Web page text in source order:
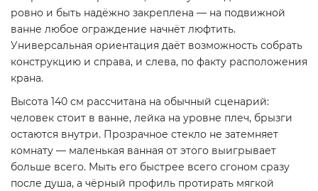
ровно и быть надёжно закреплена — на подвижной
ванне любое ограждение начнёт люфтить.
Универсальная ориентация даёт возможность собрать
конструкцию и справа, и слева, по факту расположения
крана.
Высота 140 см рассчитана на обычный сценарий:
человек стоит в ванне, лейка на уровне плеч, брызги
остаются внутри. Прозрачное стекло не затемняет
комнату — маленькая ванная от этого выигрывает
больше всего. Мыть его быстрее всего сгоном сразу
после душа, а чёрный профиль протирать мягкой